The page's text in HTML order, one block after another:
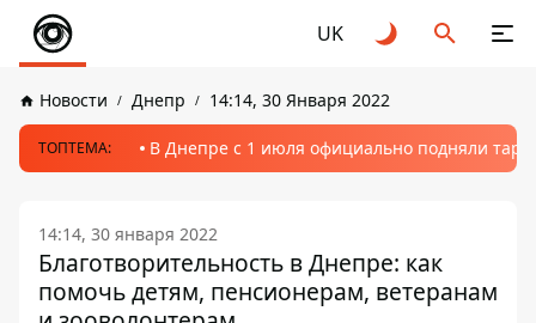
UK
Новости Днепр 14:14, 30 Января 2022
ТОПТЕМА: В Днепре с 1 июля официально подняли
14:14, 30 января 2022
Благотворительность в Днепре: как
помочь детям, пенсионерам, ветеранам